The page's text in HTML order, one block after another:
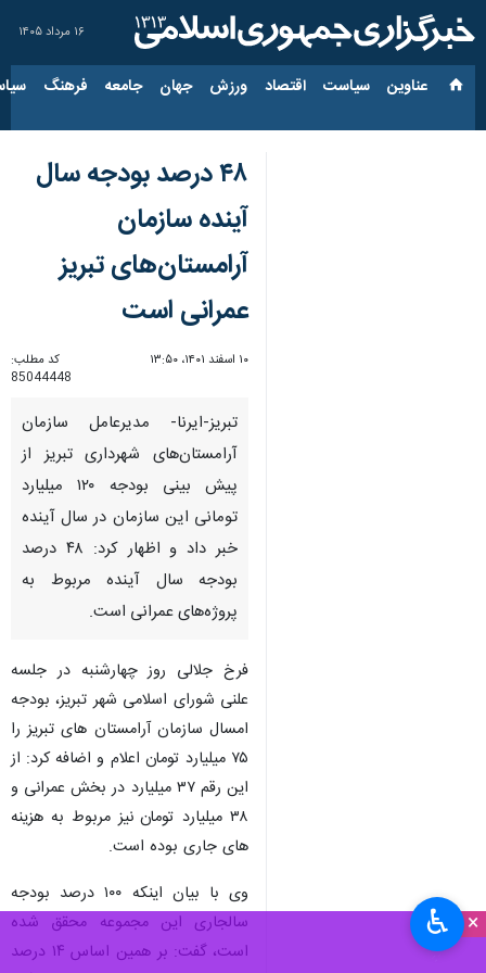
۱۶ مرداد ۱۴۰۵
عناوین‌ سیاست اقتصاد ورزش جهان جامعه فرهنگ
×
۴۸ درصد بودجه سال
آینده سازمان
آرامستان‌های تبریز
عمرانی است
۱۰ اسفند ۱۴۰۱، ۱۳:۵۰
کد مطلب:
85044448
تبریز-ایرنا- مدیرعامل سازمان
آرامستان‌های شهرداری تبریز از
پیش بینی بودجه ۱۲۰ میلیارد
تومانی این سازمان در سال آینده
خبر داد و اظهار کرد: ۴۸ درصد
بودجه سال آینده مربوط به
پروژه‌های عمرانی است.
فرخ جلالی روز چهارشنبه در جلسه
علنی شورای اسلامی شهر تبریز، بودجه
امسال سازمان آرامستان های تبریز را
۷۵ میلیارد تومان اعلام و اضافه کرد: از
این رقم ۳۷ میلیارد در بخش عمرانی و
۳۸ میلیارد تومان نیز مربوط به هزینه
های جاری بوده است.
وی با بیان اینکه ۱۰۰ درصد بودجه
سالجاری این مجموعه محقق شده
است، گفت: بر همین اساس ۱۴ درصد
♿︎